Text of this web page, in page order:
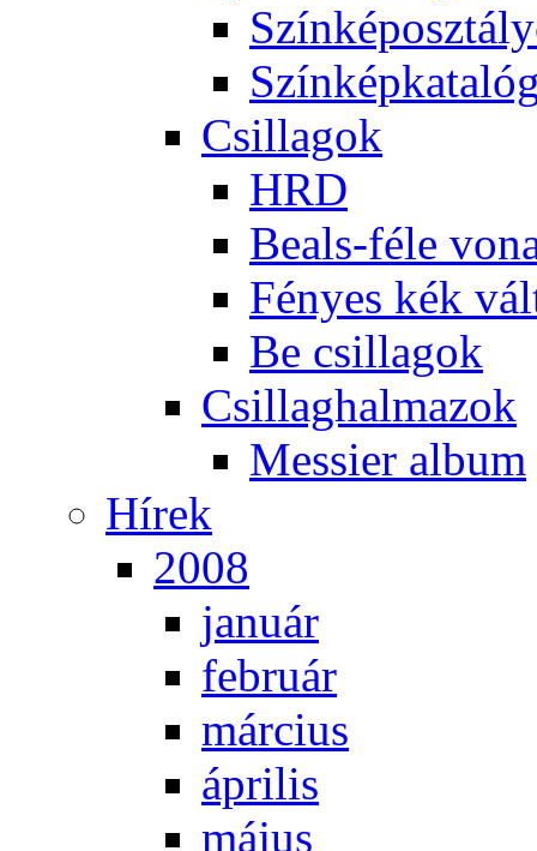
Csil­la­gok
HRD
Be­als-fé­le
Fé­nyes kék
Be csil­la­gok
Csil­lag­hal­ma­zok
Mes­si­er al­bum
Hí­rek
2008
ja­nu­ár
feb­ru­ár
már­ci­us
áp­ri­lis
má­jus